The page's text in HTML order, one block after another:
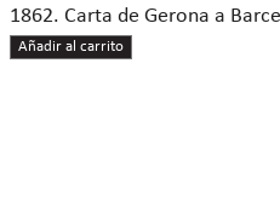
1862. Carta de Gerona a
Añadir al carrito